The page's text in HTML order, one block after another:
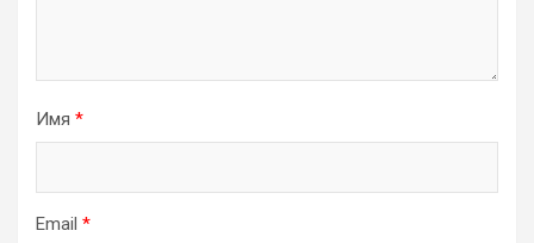
Имя *
Email *